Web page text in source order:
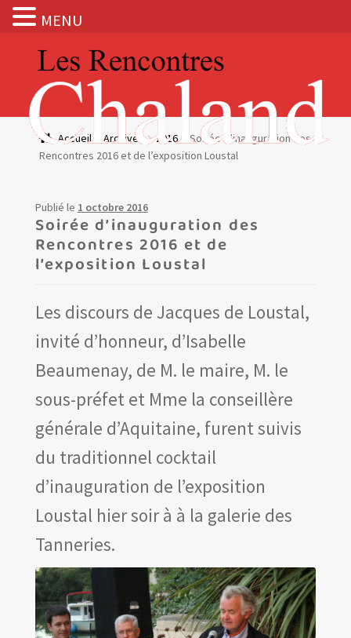
navigation
contenu
Actualités
Expositions
Les Rencontres Chaland
Hors les murs
Les amis d’Yves Chaland
Accueil Archives 2016
Soirée d’inauguration des
Rencontres 2016 et de l’exposition Loustal
Publié le 1 octobre 2016
Soirée d’inauguration des
Rencontres 2016 et de
l’exposition Loustal
Les discours de Jacques de Loustal,
invité d’honneur, d’Isabelle
Beaumenay, de M. le maire, M. le
sous-préfet et Mme la conseillère
générale d’Aquitaine, furent suivis
du traditionnel cocktail
d’inauguration de l’exposition
Loustal hier soir à à la galerie des
Tanneries.
MENU